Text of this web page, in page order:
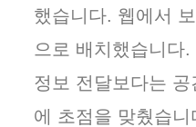
했습니다. 웹에서
으로 배치했습니다
정보 전달보다는
에 초점을 맞췄습니